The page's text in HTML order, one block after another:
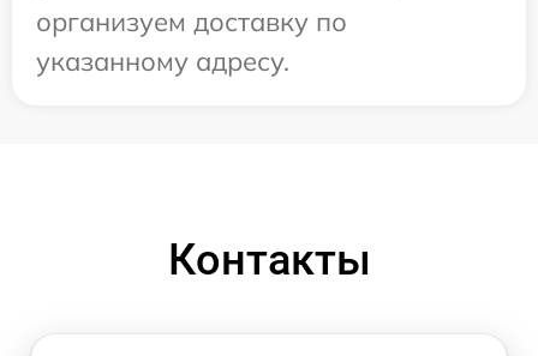
организуем доставку по
указанному адресу.
Контакты